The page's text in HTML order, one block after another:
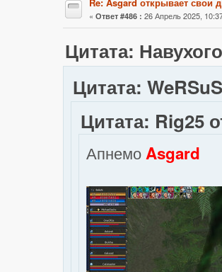
« Ответ #486 : 26 Апрель 2025,
Цитата:
Цитата:
Цитата: Rig25
АпнемоAsgard